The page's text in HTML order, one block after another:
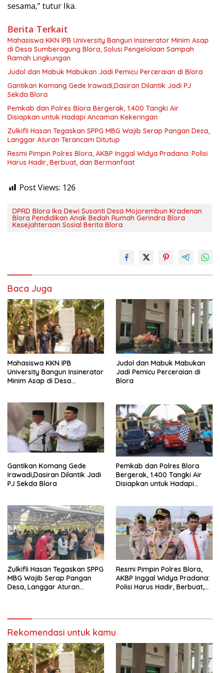
sesama,” tutur Ika.
Berita Terkait
Mahasiswa KKN IPB University Bangun Insinerator Minim Asap
di Desa Sumberagung Blora, Solusi Pengelolaan Sampah
Ramah Lingkungan ‎
Judol dan Mabuk Mabukan Jadi Pemicu Perceraian di Blora
Gantikan Komang Gede Irawadi,Dasiran Dilantik Jadi PJ
Sekda Blora
Pemkab dan Polres Blora Bergerak, 1.400 Tangki Air
Disiapkan untuk Hadapi Ancaman Kekeringan
Zulkifli Hasan Tegaskan SPPG MBG Wajib Serap Pangan Desa,
Langgar Aturan Terancam Ditutup
Resmi Pimpin Polres Blora, AKBP Inggal Widya Pradana: Polisi
Harus Hadir, Berbuat, dan Bermanfaat
Post Views: 126
DPRD Blora Ika Dewi Susanti Desa Mojorembun Kradenan
Blora Pendidikan Anak Bedah Rumah Gerindra Blora
Kesejahteraan Sosial Berita Blora
Baca Juga
Mahasiswa KKN IPB
University Bangun Insinerator
Minim Asap di Desa
Lingkungan ‎
Judol dan Mabuk Mabukan
Jadi Pemicu Perceraian di
Blora
Gantikan Komang Gede
Irawadi,Dasiran Dilantik Jadi
PJ Sekda Blora
Pemkab dan Polres Blora
Bergerak, 1.400 Tangki Air
Disiapkan untuk Hadapi
Zulkifli Hasan Tegaskan SPPG
MBG Wajib Serap Pangan
Desa, Langgar Aturan
Resmi Pimpin Polres Blora,
AKBP Inggal Widya Pradana:
Polisi Harus Hadir, Berbuat,
Rekomendasi untuk kamu